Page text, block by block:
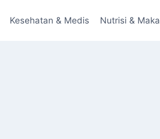
Kesehatan & Medis Nutrisi &